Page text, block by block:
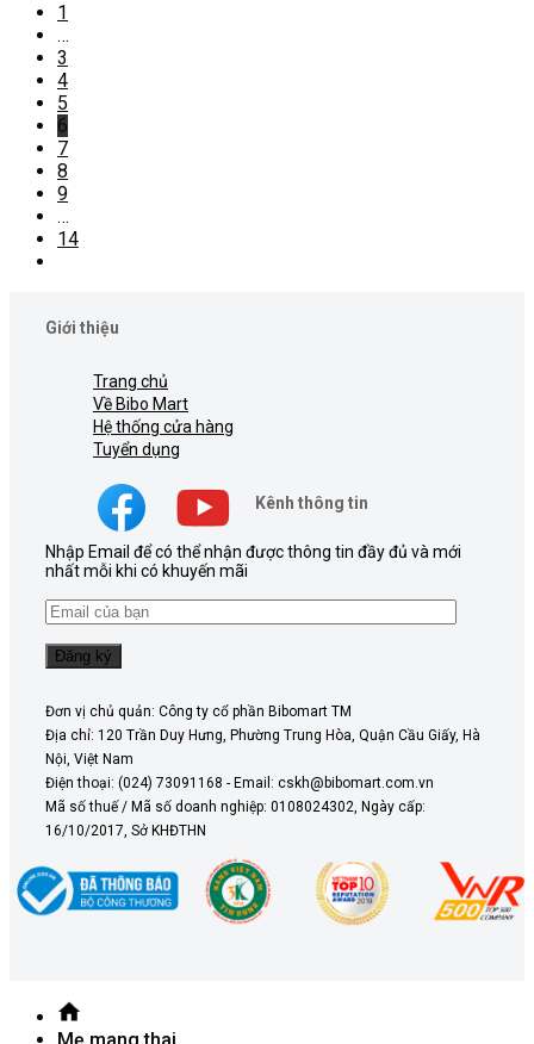
1
…
3
4
5
6
7
8
9
…
14
Giới thiệu
Trang chủ
Về Bibo Mart
Hệ thống cửa hàng
Tuyển dụng
Kênh thông tin
Nhập Email để có thể nhận được thông tin đầy đủ và mới
nhất mỗi khi có khuyến mãi
Đơn vị chủ quản: Công ty cổ phần Bibomart TM
Địa chỉ: 120 Trần Duy Hưng, Phường Trung Hòa, Quận Cầu Giấy, Hà
Nội, Việt Nam
Điện thoại: (024) 73091168 - Email: cskh@bibomart.com.vn
Mã số thuế / Mã số doanh nghiệp: 0108024302, Ngày cấp:
16/10/2017, Sở KHĐTHN